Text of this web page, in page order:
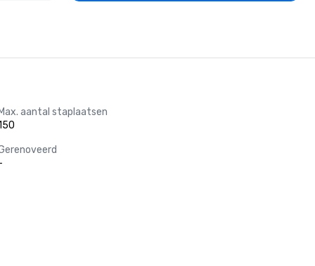
Max. aantal staplaatsen